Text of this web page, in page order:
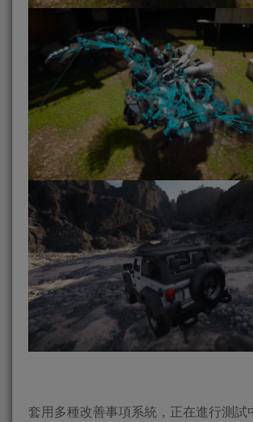
套用多種改善事項系統，正在進行測試